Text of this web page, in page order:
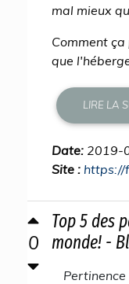
mal mieux
Comment ça
que
LIRE LA
Date: 2019-
Site : https://
0
Top 5 des
monde! -
Pertinence